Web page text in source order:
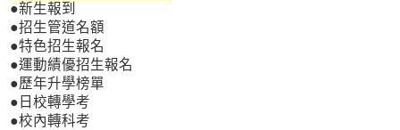
●新生報到
●招生管道名額
●特色招生報名
●運動績優招生報名
●歷年升學榜單
●日校轉學考
●校內轉科考